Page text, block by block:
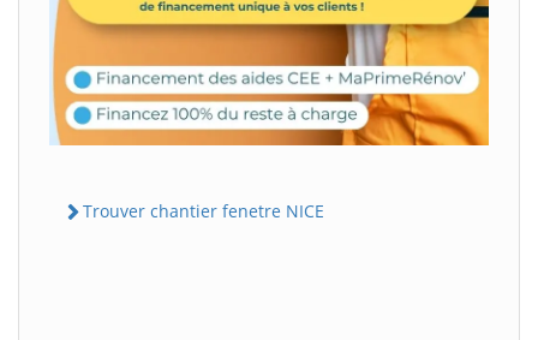
Trouver chantier fenetre NICE